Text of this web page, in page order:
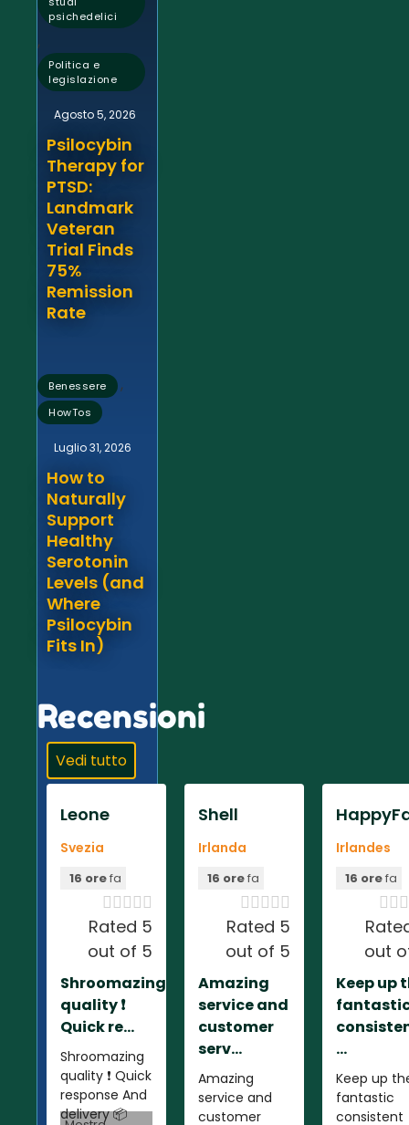
psichedelici
,
Politica e
legislazione
Agosto 5, 2026
Psilocybin
Therapy for
PTSD:
Landmark
Veteran
Trial Finds
75%
Remission
Rate
Benessere ,
HowTos
Luglio 31, 2026
How to
Naturally
Support
Healthy
Serotonin
Levels (and
Where
Psilocybin
Fits In)
Recensioni
Vedi tutto
Leone
Svezia
16 orefa

Rated 5
out of 5
Shroomazing
quality ❗️
Quick re...
Shroomazing
quality ❗️ Quick
response And
delivery 📦
Shell
Irlanda
16 orefa

Rated 5
out of 5
Amazing
service and
customer
serv...
Amazing
service and
customer
Irlandes
16 orefa

out
Keep up
...
Keep up
fantastic
consistent